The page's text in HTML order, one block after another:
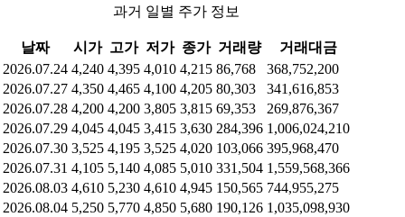
과거 일별 주가 정보
날짜 시가 고가 저가 종가 거래량
거래대금
2026.07.24 4,240 4,395 4,010 4,215 86,768
368,752,200
2026.07.27 4,350 4,465 4,100 4,205 80,303
341,616,853
2026.07.28 4,200 4,200 3,805 3,815 69,353
269,876,367
2026.07.29 4,045 4,045 3,415 3,630 284,396 1,006,024,210
2026.07.30 3,525 4,195 3,525 4,020 103,066 395,968,470
2026.07.31 4,105 5,140 4,085 5,010 331,504 1,559,568,366
2026.08.03 4,610 5,230 4,610 4,945 150,565 744,955,275
2026.08.04 5,250 5,770 4,850 5,680 190,126 1,035,098,930